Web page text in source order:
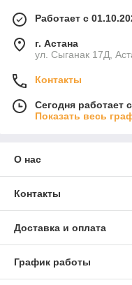
Работает с
г. Астана
ул. Сыганак 17Д,
Контакты
Сегодня работает
Показать весь
О нас
Контакты
Доставка и оплата
График работы